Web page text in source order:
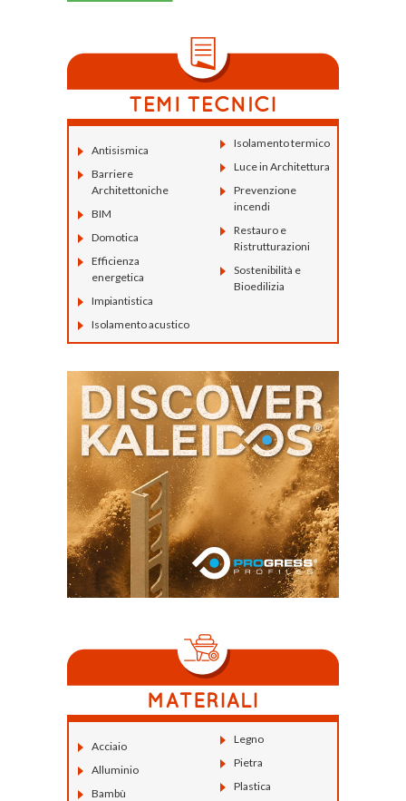
Antisismica
Barriere
Architettoniche
BIM
Domotica
Efficienza
energetica
Impiantistica
Isolamento acustico
Isolamento termico
Luce in Architettura
Prevenzione
incendi
Restauro e
Ristrutturazioni
Sostenibilità e
Bioedilizia
Acciaio
Alluminio
Bambù
Legno
Pietra
Plastica